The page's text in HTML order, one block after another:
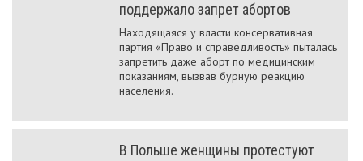
поддержало запрет абортов
Находящаяся у власти консервативная
партия «Право и справедливость» пыталась
запретить даже аборт по медицинским
показаниям, вызвав бурную реакцию
населения.
В Польше женщины протестуют